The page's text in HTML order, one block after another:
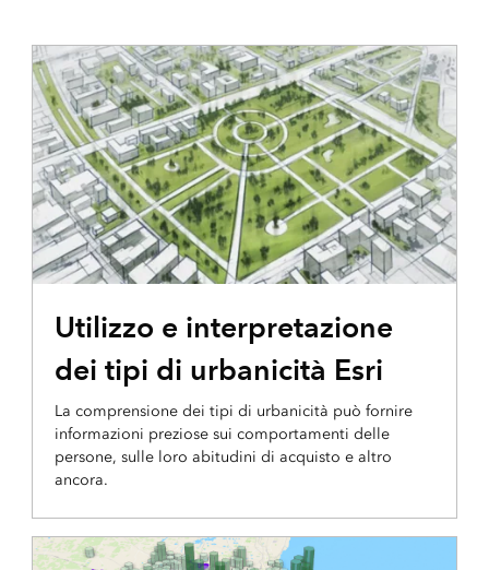
Utilizzo e interpretazione
dei tipi di urbanicità Esri
La comprensione dei tipi di urbanicità può fornire
informazioni preziose sui comportamenti delle
persone, sulle loro abitudini di acquisto e altro
ancora.